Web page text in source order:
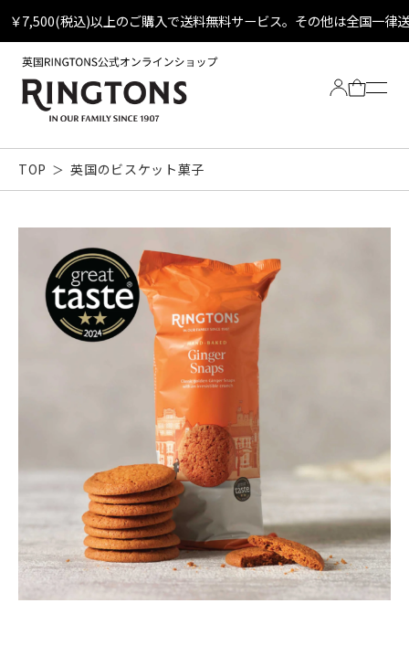
￥7,500(税込)以上のご購入で送料無料サービス。その他は全国一律
Tea
全ての紅茶
ゴールド ブレックファスト
Biscuit
RINGTONS グッズ
ジャム&マーマレード
初めてのリントンズ
にわとり型ティーコジー
ギフトバッグ
アウトレットセール
Blog
TOP 英国のビスケット菓子